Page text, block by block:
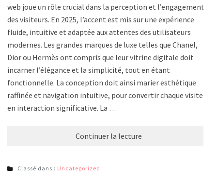
web joue un rôle crucial dans la perception et l’engagement
des visiteurs. En 2025, l’accent est mis sur une expérience
fluide, intuitive et adaptée aux attentes des utilisateurs
modernes. Les grandes marques de luxe telles que Chanel,
Dior ou Hermès ont compris que leur vitrine digitale doit
incarner l’élégance et la simplicité, tout en étant
fonctionnelle. La conception doit ainsi marier esthétique
raffinée et navigation intuitive, pour convertir chaque visite
en interaction significative. La …
Continuer la lecture
Classé dans : Uncategorized